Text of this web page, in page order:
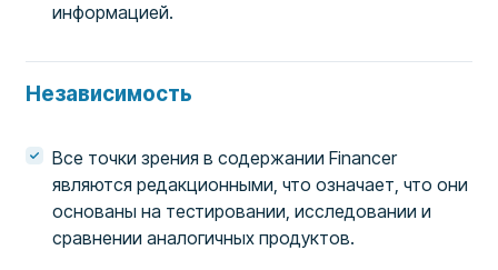
информацией.
Независимость
Все точки зрения в содержании Financer
являются редакционными, что означает, что они
основаны на тестировании, исследовании и
сравнении аналогичных продуктов.